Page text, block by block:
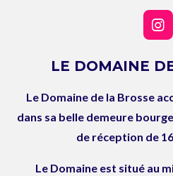
I
n
t
g
a
m
LE DOMAINE
Le Domaine de la Brosse
dans sa belle demeure
de réception de
Le Domaine est situé au